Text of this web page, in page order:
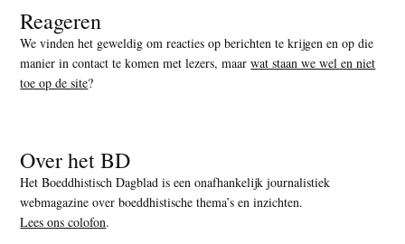
Reageren
We vinden het geweldig om reacties op berichten te krijgen en op die
manier in contact te komen met lezers, maarwat staan we wel en niet
toe op de site?
Over het BD
Het Boeddhistisch Dagblad is een onafhankelijk journalistiek
webmagazine over boeddhistische thema’s en inzichten.
Lees ons colofon.